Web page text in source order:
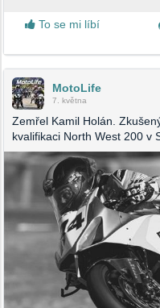
To se mi líbí
MotoLife
7. května
Zemřel Kamil Holán.
kvalifikaci North West 200 v